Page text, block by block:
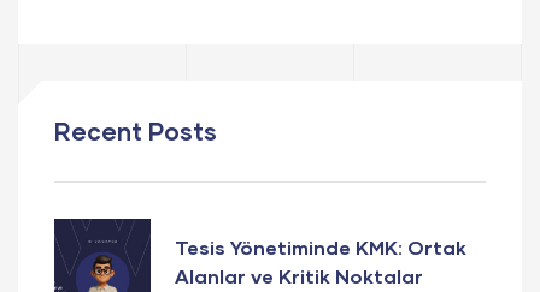
Recent Posts
Tesis Yönetiminde KMK: Ortak
Alanlar ve Kritik Noktalar